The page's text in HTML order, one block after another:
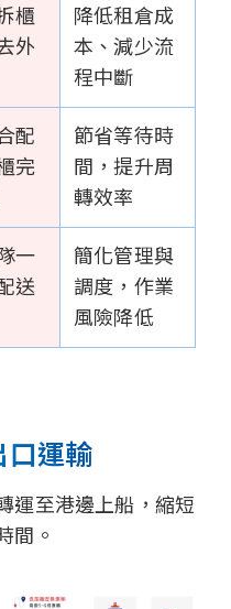
櫃
外
降低租倉成
本、減少流
程中斷
配
完
節省等待時
間，提升周
轉效率
一
送
簡化管理與
調度，作業
風險降低
口運輸
運至港邊上船，縮短
間。